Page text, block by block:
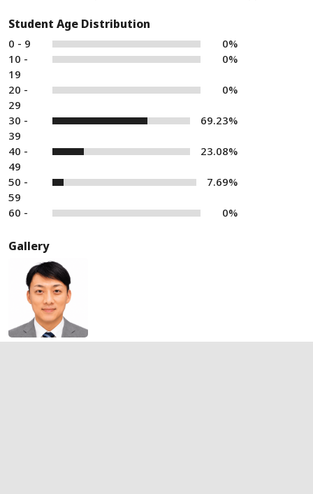
Student Age Distribution
0 - 9
0%
10 -
19
0%
20 -
29
0%
30 -
39
69.23%
40 -
49
23.08%
50 -
59
7.69%
60 - 0%
Gallery